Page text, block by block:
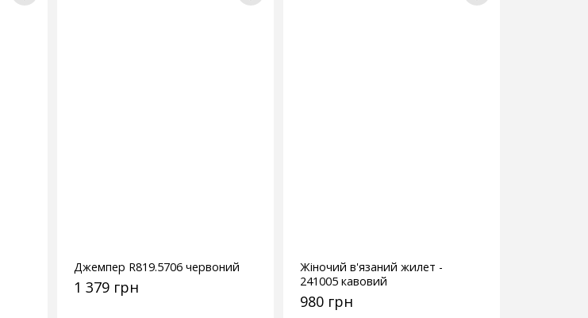
Джемпер R819.5706 червоний
1 379 грн
Жіночий в'язаний жилет -
241005 кавовий
980 грн